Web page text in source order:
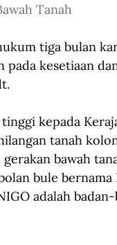
Tanah
tiga bulan
kesetiaan
kepada
tanah
bawah
bule
adalah